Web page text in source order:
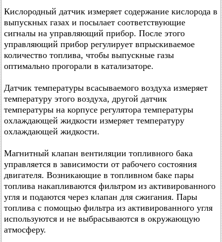
Кислородный датчик измеряет содержание кислорода в
выпускных газах и посылает соответствующие
сигналы на управляющий прибор. После этого
управляющий прибор регулирует впрыскиваемое
количество топлива, чтобы выпускные газы
оптимально прогорали в катализаторе.
Датчик температуры всасываемого воздуха измеряет
температуру этого воздуха, другой датчик
температуры на корпусе регулятора температуры
охлаждающей жидкости измеряет температуру
охлаждающей жидкости.
Магнитный клапан вентиляции топливного бака
управляется в зависимости от рабочего состояния
двигателя. Возникающие в топливном баке пары
топлива накапливаются фильтром из активированного
угля и подаются через клапан для сжигания. Пары
топлива с помощью фильтра из активированного угля
используются и не выбрасываются в окружающую
атмосферу.